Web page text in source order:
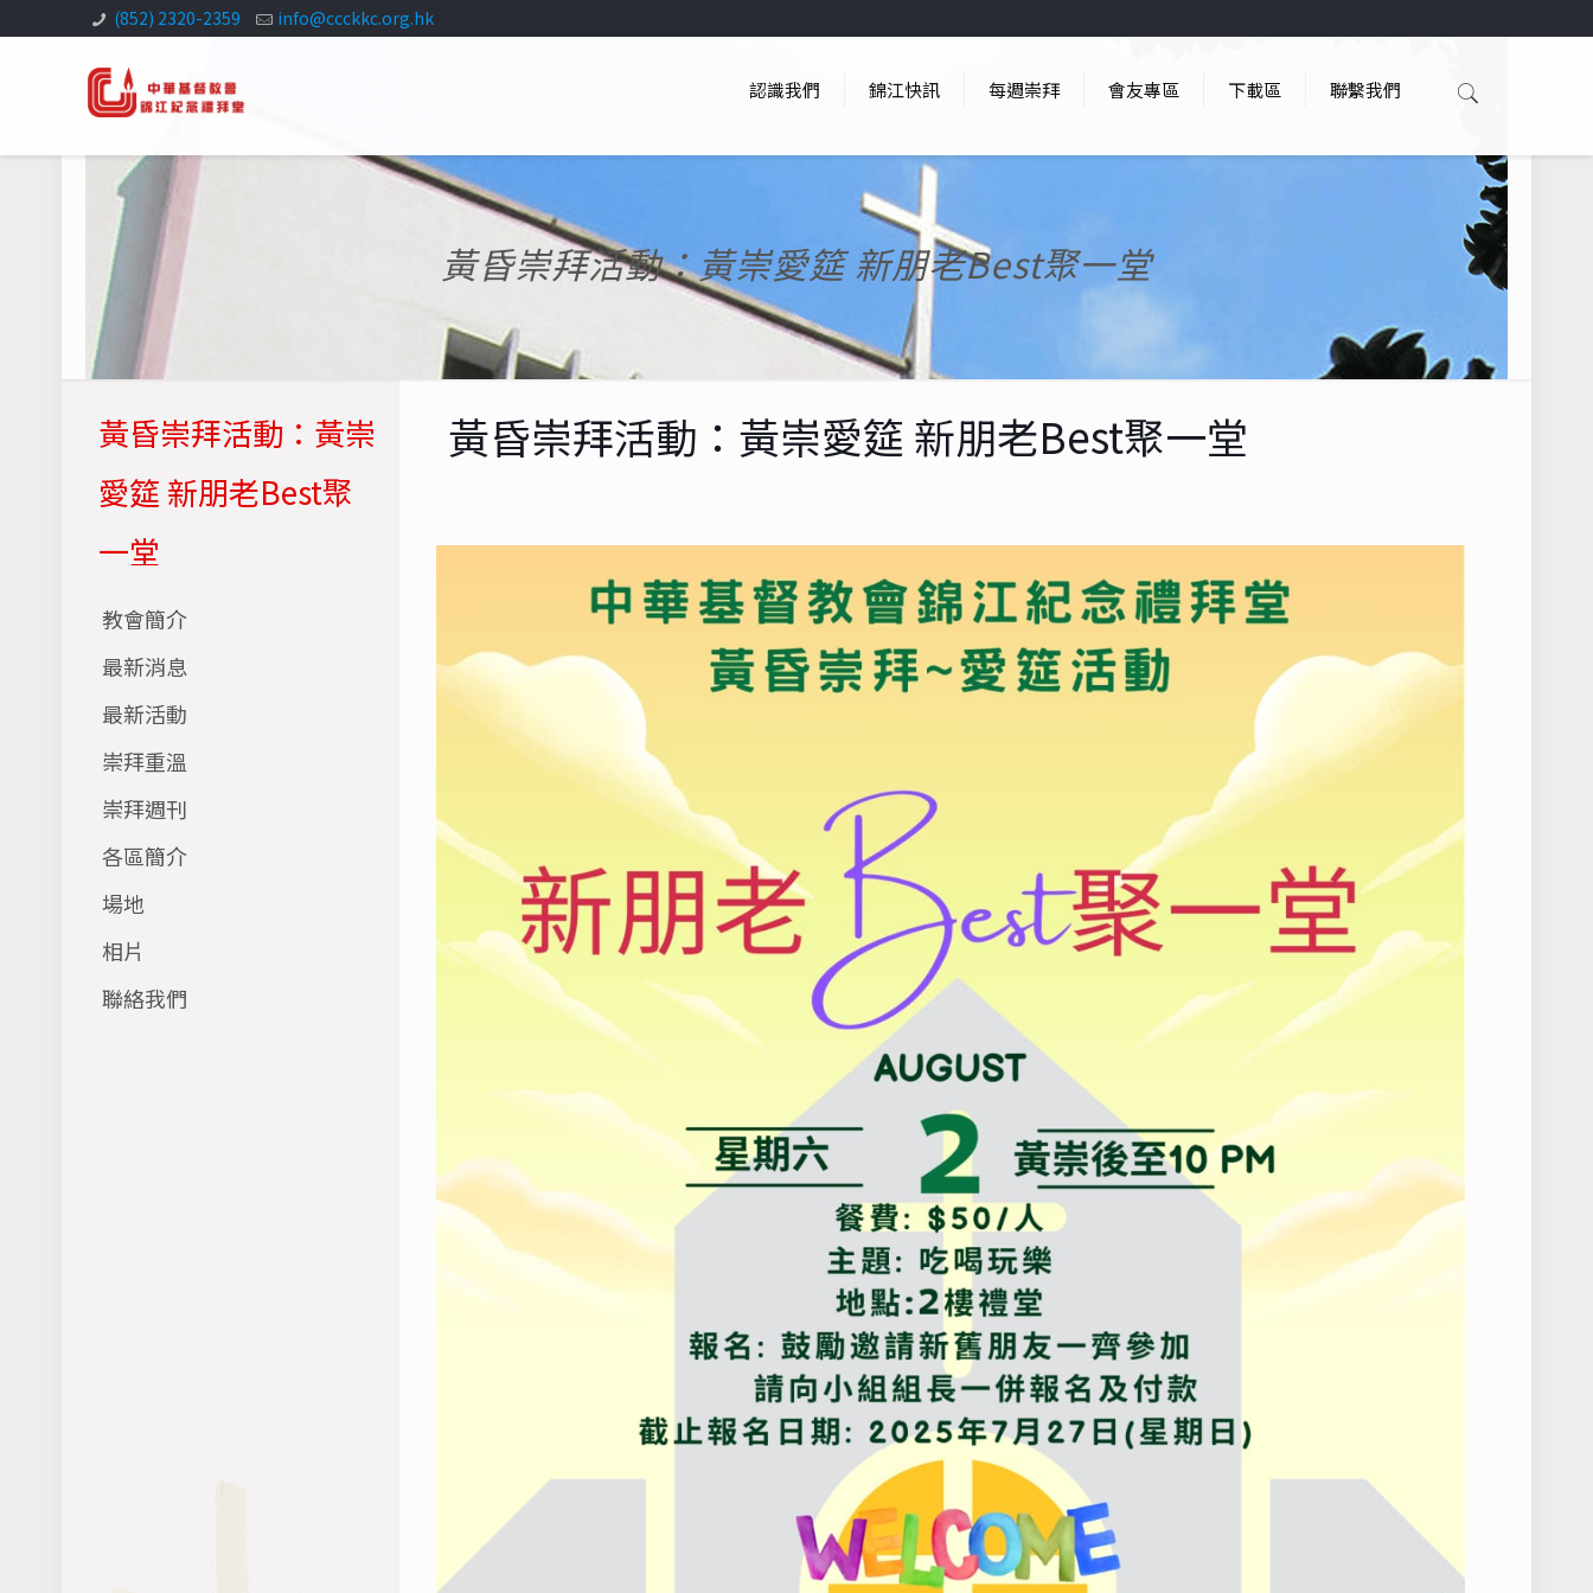
(852) 2320-2359 info@ccckkc.org.hk
認識我們 錦江快訊 每週崇拜 會友專區 下載區 聯繫我們
黃昏崇拜活動：黃崇愛筵 新朋老Best聚一堂
黃昏崇拜活動：黃崇
愛筵 新朋老Best聚
一堂
教會簡介
最新消息
最新活動
崇拜重溫
崇拜週刊
各區簡介
場地
相片
聯絡我們
黃昏崇拜活動：黃崇愛筵 新朋老Best聚一堂